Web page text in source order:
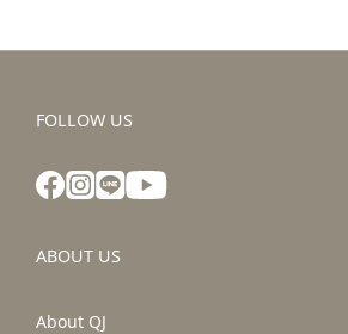
FOLLOW US
ABOUT US
About QJ